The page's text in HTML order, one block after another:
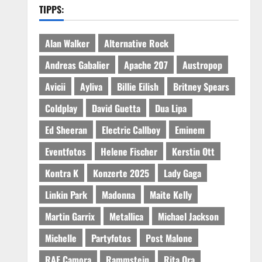
TIPPS:
Alan Walker
Alternative Rock
Andreas Gabalier
Apache 207
Austropop
Avicii
Ayliva Billie Eilish
Britney Spears
Coldplay
David Guetta
Dua Lipa
Ed Sheeran
Electric Callboy
Eminem
Eventfotos
Helene Fischer
Kerstin Ott
Kontra K
Konzerte 2025
Lady Gaga
Linkin Park
Madonna
Maite Kelly
Martin Garrix
Metallica
Michael Jackson
Michelle
Partyfotos
Post Malone